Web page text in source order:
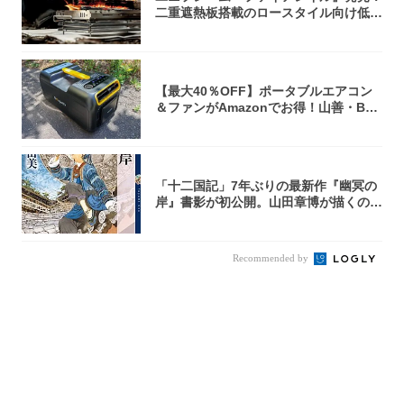
二重遮熱板搭載のロースタイル向け低型
【最大40％OFF】ポータブルエアコン
＆ファンがAmazonでお得！山善・Bo
「十二国記」7年ぶりの最新作『幽冥の
岸』書影が初公開。山田章博が描くのは
Recommended by